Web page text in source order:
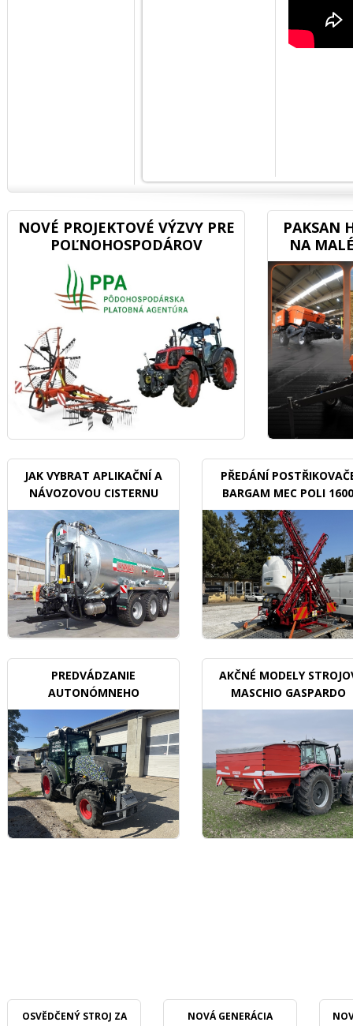
NOVÉ PROJEKTOVÉ VÝZVY PRE
POĽNOHOSPODÁROV
PAKSAN
NA
JAK VYBRAT APLIKAČNÍ A
NÁVOZOVOU CISTERNU
PŘEDÁNÍ
BARGAM MEC POLI 1600
BDX
PREDVÁDZANIE
AUTONÓMNEHO
TRAKTORU V SADOCH
AKČNÉ MODELY
MASCHIO GASPARDO
OSVĚDČENÝ STROJ ZA
NOVÁ GENERÁCIA